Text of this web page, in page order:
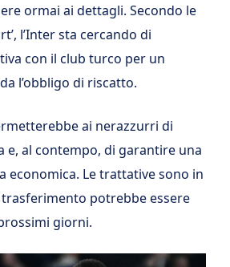
ormai ai dettagli. Secondo le
l’Inter sta cercando di
con il club turco per un
l’obbligo di riscatto.
ai nerazzurri di
e, al contempo, di garantire una
economica. Le trattative sono in
trasferimento potrebbe essere
giorni.